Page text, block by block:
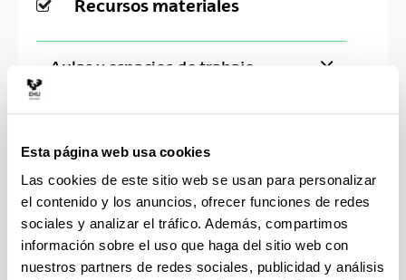
Esta página web usa cookies
Las cookies de este sitio web se usan para personalizar
el contenido y los anuncios, ofrecer funciones de redes
sociales y analizar el tráfico. Además, compartimos
información sobre el uso que haga del sitio web con
nuestros partners de redes sociales, publicidad y análisis
Recursos materiales
Aulas y espacios de trabajo
experimentales
Biblioteca